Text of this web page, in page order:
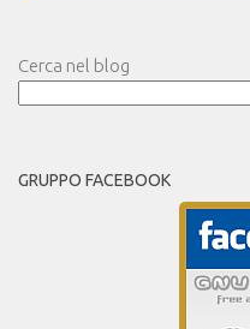
Cerca nel blog
GRUPPO FACEBOOK